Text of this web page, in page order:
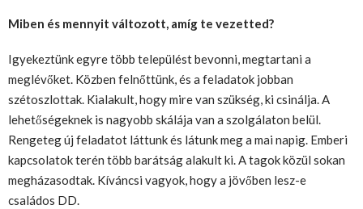
Miben és mennyit változott, amíg te vezetted?
Igyekeztünk egyre több települést bevonni, megtartani a
meglévőket. Közben felnőttünk, és a feladatok jobban
szétoszlottak. Kialakult, hogy mire van szükség, ki csinálja. A
lehetőségeknek is nagyobb skálája van a szolgálaton belül.
Rengeteg új feladatot láttunk és látunk meg a mai napig. Emberi
kapcsolatok terén több barátság alakult ki. A tagok közül sokan
megházasodtak. Kíváncsi vagyok, hogy a jövőben lesz-e
családos DD.